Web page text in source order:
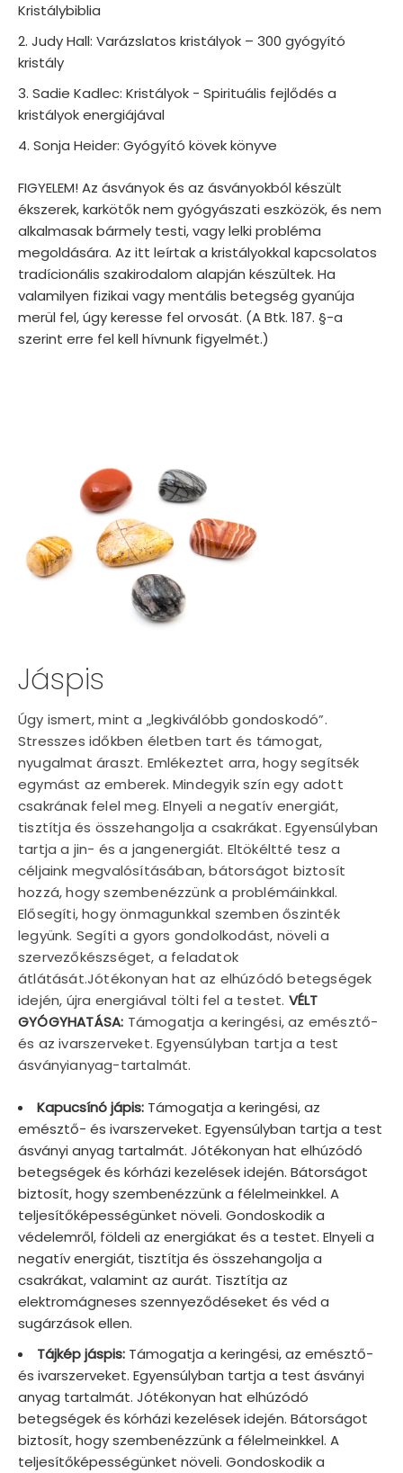
Kristálybiblia
Judy Hall: Varázslatos kristályok – 300 gyógyító
kristály
Sadie Kadlec: Kristályok - Spirituális fejlődés a
kristályok energiájával
Sonja Heider: Gyógyító kövek könyve
FIGYELEM! Az ásványok és az ásványokból készült
ékszerek, karkötők nem gyógyászati eszközök, és nem
alkalmasak bármely testi, vagy lelki probléma
megoldására. Az itt leírtak a kristályokkal kapcsolatos
tradícionális szakirodalom alapján készültek. Ha
valamilyen fizikai vagy mentális betegség gyanúja
merül fel, úgy keresse fel orvosát. (A Btk. 187. §-a
szerint erre fel kell hívnunk figyelmét.)
Jáspis
Úgy ismert, mint a „legkiválóbb gondoskodó”.
Stresszes időkben életben tart és támogat,
nyugalmat áraszt. Emlékeztet arra, hogy segítsék
egymást az emberek. Mindegyik szín egy adott
csakrának felel meg. Elnyeli a negatív energiát,
tisztítja és összehangolja a csakrákat. Egyensúlyban
tartja a jin- és a jangenergiát. Eltökéltté tesz a
céljaink megvalósításában, bátorságot biztosít
hozzá, hogy szembenézzünk a problémáinkkal.
Elősegíti, hogy önmagunkkal szemben őszinték
legyünk. Segíti a gyors gondolkodást, növeli a
szervezőkészséget, a feladatok
átlátását.Jótékonyan hat az elhúzódó betegségek
idején, újra energiával tölti fel a testet. VÉLT
GYÓGYHATÁSA: Támogatja a keringési, az emésztő-
és az ivarszerveket. Egyensúlyban tartja a test
ásványianyag-tartalmát.
Kapucsínó jápis: Támogatja a keringési, az
emésztő- és ivarszerveket. Egyensúlyban tartja a test
ásványi anyag tartalmát. Jótékonyan hat elhúzódó
betegségek és kórházi kezelések idején. Bátorságot
biztosít, hogy szembenézzünk a félelmeinkkel. A
teljesítőképességünket növeli. Gondoskodik a
védelemről, földeli az energiákat és a testet. Elnyeli a
negatív energiát, tisztítja és összehangolja a
csakrákat, valamint az aurát. Tisztítja az
elektromágneses szennyeződéseket és véd a
sugárzások ellen.
Tájkép jáspis: Támogatja a keringési, az emésztő-
és ivarszerveket. Egyensúlyban tartja a test ásványi
anyag tartalmát. Jótékonyan hat elhúzódó
betegségek és kórházi kezelések idején. Bátorságot
biztosít, hogy szembenézzünk a félelmeinkkel. A
teljesítőképességünket növeli. Gondoskodik a